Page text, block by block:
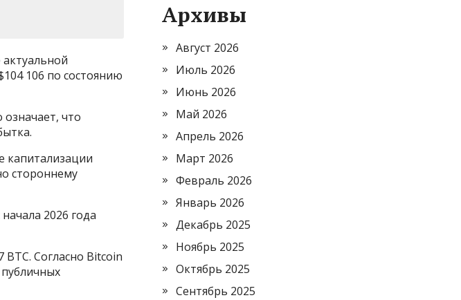
106 по состоянию
что
капитализации
стороннему
2026 года
Согласно Bitcoin
Архивы
Август 2026
Июль 2026
Июнь 2026
Май 2026
Апрель 2026
Март 2026
Февраль 2026
Январь 2026
Декабрь 2025
Ноябрь 2025
Октябрь 2025
Сентябрь 2025